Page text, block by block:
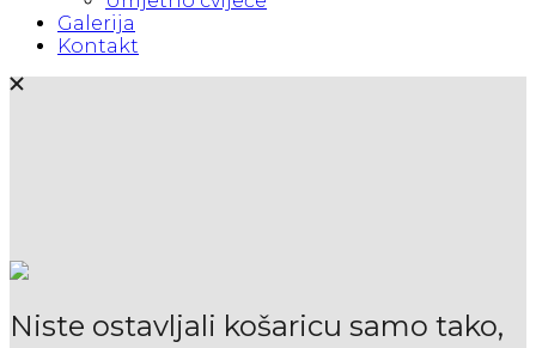
Galerija
Kontakt
Niste ostavljali košaricu samo tako,